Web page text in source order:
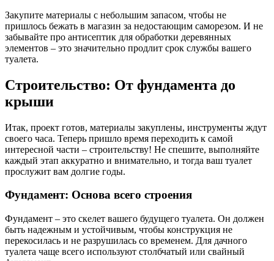
Закупите материалы с небольшим запасом, чтобы не
пришлось бежать в магазин за недостающим саморезом. И не
забывайте про антисептик для обработки деревянных
элементов – это значительно продлит срок службы вашего
туалета.
Строительство: От фундамента до
крыши
Итак, проект готов, материалы закуплены, инструменты ждут
своего часа. Теперь пришло время переходить к самой
интересной части – строительству! Не спешите, выполняйте
каждый этап аккуратно и внимательно, и тогда ваш туалет
прослужит вам долгие годы.
Фундамент: Основа всего строения
Фундамент – это скелет вашего будущего туалета. Он должен
быть надежным и устойчивым, чтобы конструкция не
перекосилась и не разрушилась со временем. Для дачного
туалета чаще всего используют столбчатый или свайный